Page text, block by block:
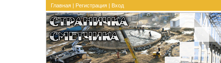
Главная | Регистрация | Вход